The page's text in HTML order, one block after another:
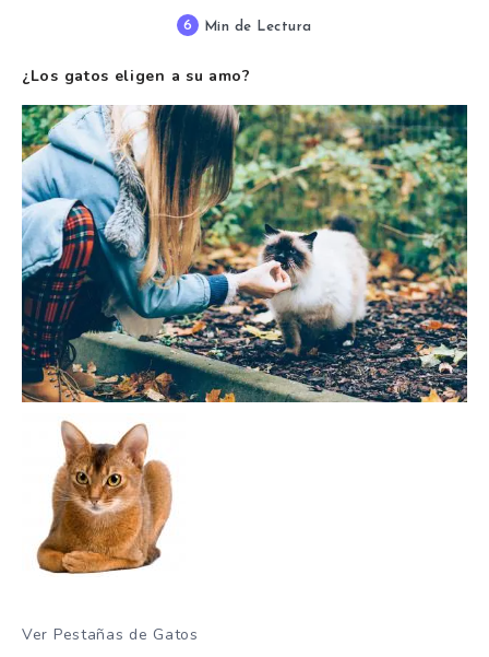
6 Min de Lectura
¿Los gatos eligen a su amo?
Ver Pestañas de Gatos